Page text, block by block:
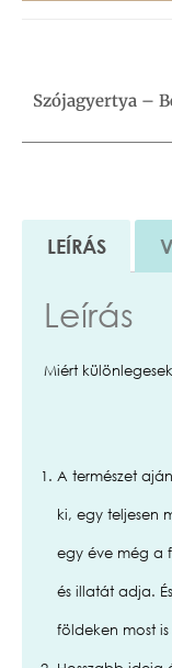
Szójagyertya –
LEÍRÁS
Leírás
Miért
A természet
ki, egy teljesen
egy éve még a
és illatát adja.
földeken most